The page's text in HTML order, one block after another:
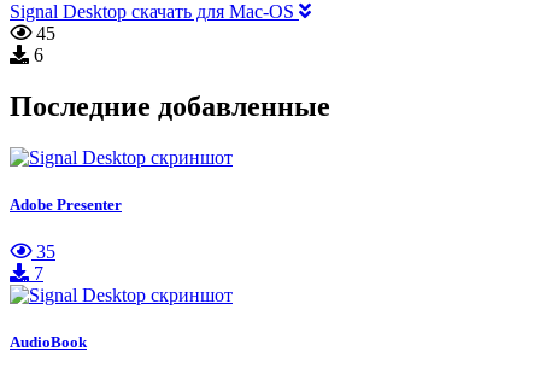
Signal Desktop скачать для Mac-OS
45
6
Последние добавленные
Adobe Presenter
35
7
AudioBook